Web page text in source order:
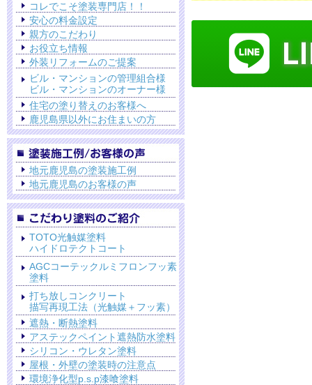
コレでこそ塗装専門店！！
安心の料金設定
親方のこだわり
お役立ち情報
外装リフォームのご提案
ビル・マンションの管理組合様
ビル・マンションのオーナー様
住宅の塗り替えのお客様へ
鹿児島県以外にお住まいの方
地元鹿児島の塗装施工例
地元鹿児島のお客様の声
TOTO光触媒塗料
ハイドロテクトコート
AGCコーテックルミフロンフッ素
塗料
打ち放しコンクリート
描写再現工法（光触媒＋フッ素）
遮熱・断熱塗料
アステックペイント遮熱防水塗料
シリコン・ウレタン塗料
屋根・外壁の塗装時の注意点
環境浄化型p.s.p漆喰塗料